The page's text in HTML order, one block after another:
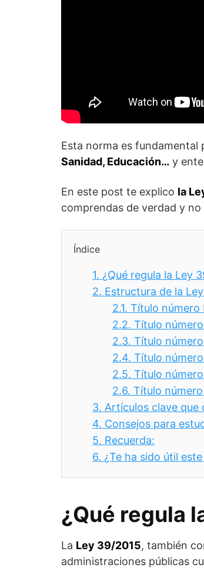
Esta norma es fundamental
Sanidad, Educación… y
En este post te explico la
comprendas de verdad y
Índice
1. ¿Qué regula la Ley
2. Estructura de la
2.1. Título número
2.2. Título
2.3. Título
2.4. Título
2.5. Título
2.6. Título
3. Artículos clave que
4. Consejos para
5. Recuerda:
6. ¿Te ha sido útil
¿Qué regula
La Ley 39/2015, también
administraciones públicas